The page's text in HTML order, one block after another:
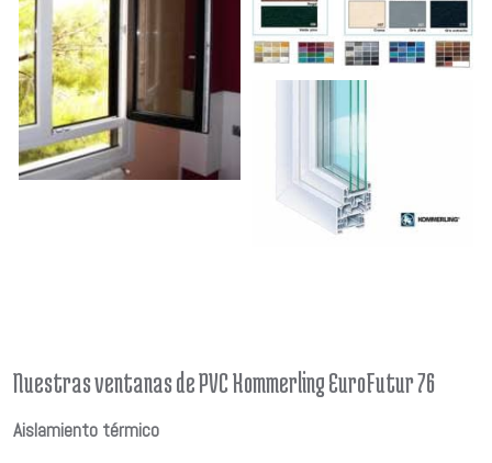
Nuestras ventanas de PVC Kommerling EuroFutur 76
Aislamiento térmico